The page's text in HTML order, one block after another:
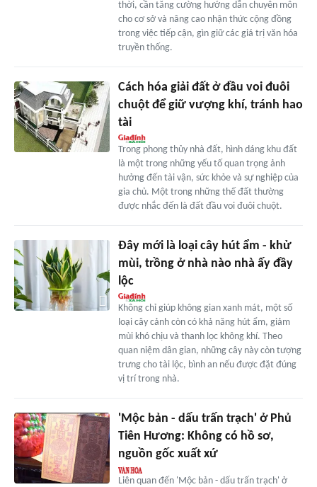
thời, cần tăng cường hướng dẫn chuyên môn
cho cơ sở và nâng cao nhận thức cộng đồng
trong việc tiếp cận, gìn giữ các giá trị văn hóa
truyền thống.
Cách hóa giải đất ở đầu voi đuôi
chuột để giữ vượng khí, tránh hao
tài
Trong phong thủy nhà đất, hình dáng khu đất
là một trong những yếu tố quan trọng ảnh
hưởng đến tài vận, sức khỏe và sự nghiệp của
gia chủ. Một trong những thế đất thường
được nhắc đến là đất đầu voi đuôi chuột.
Đây mới là loại cây hút ẩm - khử
mùi, trồng ở nhà nào nhà ấy đầy
lộc
Không chỉ giúp không gian xanh mát, một số
loại cây cảnh còn có khả năng hút ẩm, giảm
mùi khó chịu và thanh lọc không khí. Theo
quan niệm dân gian, những cây này còn tượng
trưng cho tài lộc, bình an nếu được đặt đúng
vị trí trong nhà.
'Mộc bản - dấu trấn trạch' ở Phủ
Tiên Hương: Không có hồ sơ,
nguồn gốc xuất xứ
Liên quan đến 'Mộc bản - dấu trấn trạch' ở